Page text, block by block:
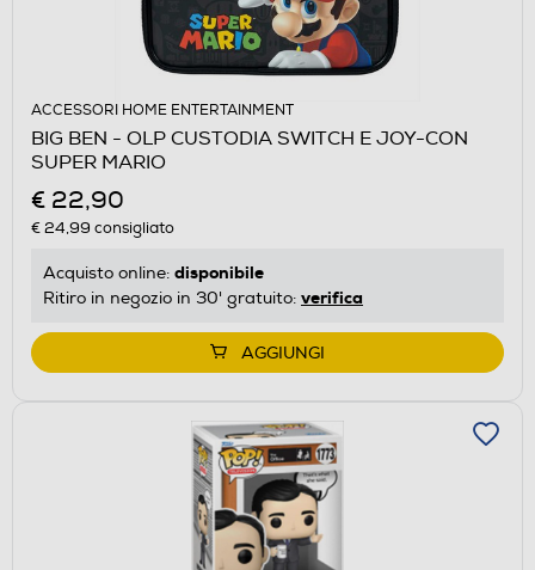
ACCESSORI HOME ENTERTAINMENT
BIG BEN - OLP CUSTODIA SWITCH E JOY-CON
SUPER MARIO
€ 22,90
€ 24,99 consigliato
Acquisto online: disponibile
Ritiro in negozio in 30' gratuito: verifica
AGGIUNGI